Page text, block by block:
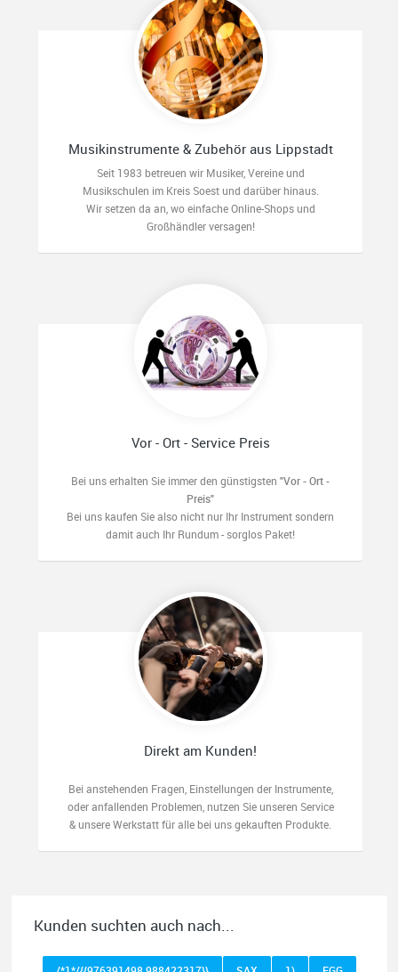
Musikinstrumente & Zubehör aus Lippstadt
Seit 1983 betreuen wir Musiker, Vereine und
Musikschulen im Kreis Soest und darüber hinaus.
Wir setzen da an, wo einfache Online-Shops und
Großhändler versagen!
Vor - Ort - Service Preis
Bei uns erhalten Sie immer den günstigsten "Vor - Ort -
Preis"
Bei uns kaufen Sie also nicht nur Ihr Instrument sondern
damit auch Ihr Rundum - sorglos Paket!
Direkt am Kunden!
Bei anstehenden Fragen, Einstellungen der Instrumente,
oder anfallenden Problemen, nutzen Sie unseren Service
& unsere Werkstatt für alle bei uns gekauften Produkte.
Kunden suchten auch nach...